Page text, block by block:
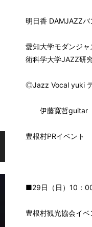
明日香 DAMJAZZバ
愛知大学モダンジ
術科学大学JAZZ研
◎Jazz Vocal yuki
伊藤寛哲guitar
豊根村PRイベント
■29日（日）10：
豊根村観光協会イベ